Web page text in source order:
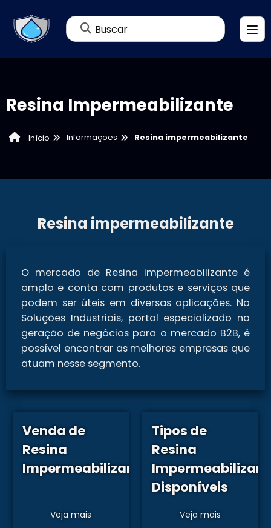
Buscar
Resina Impermeabilizante
Início Informações Resina impermeabilizante
Resina impermeabilizante
O mercado de Resina impermeabilizante é
amplo e conta com produtos e serviços que
podem ser úteis em diversas aplicações. No
Soluções Industriais, portal especializado na
geração de negócios para o mercado B2B, é
possível encontrar as melhores empresas que
atuam nesse segmento.
Venda de
Resina
Impermeabilizante
Veja mais
Tipos de
Resina
Disponíveis
Veja mais